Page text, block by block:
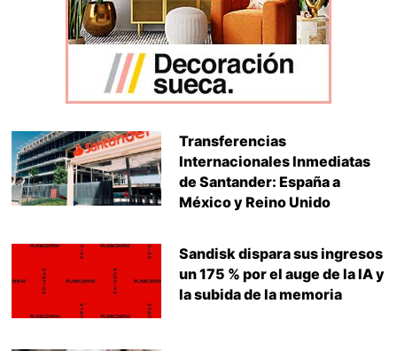
Transferencias
Internacionales Inmediatas
de Santander: España a
México y Reino Unido
Sandisk dispara sus ingresos
un 175 % por el auge de la IA y
la subida de la memoria